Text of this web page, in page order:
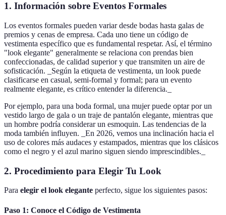
1. Información sobre Eventos Formales
Los eventos formales pueden variar desde bodas hasta galas de
premios y cenas de empresa. Cada uno tiene un código de
vestimenta específico que es fundamental respetar. Así, el término
"look elegante" generalmente se relaciona con prendas bien
confeccionadas, de calidad superior y que transmiten un aire de
sofisticación. _Según la etiqueta de vestimenta, un look puede
clasificarse en casual, semi-formal y formal; para un evento
realmente elegante, es crítico entender la diferencia._
Por ejemplo, para una boda formal, una mujer puede optar por un
vestido largo de gala o un traje de pantalón elegante, mientras que
un hombre podría considerar un esmoquin. Las tendencias de la
moda también influyen. _En 2026, vemos una inclinación hacia el
uso de colores más audaces y estampados, mientras que los clásicos
como el negro y el azul marino siguen siendo imprescindibles._
2. Procedimiento para Elegir Tu Look
Para elegir el look elegante perfecto, sigue los siguientes pasos:
Paso 1: Conoce el Código de Vestimenta